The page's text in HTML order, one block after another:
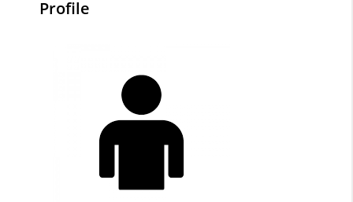
Profile